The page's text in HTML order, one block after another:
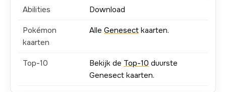
Abilities Download
Pokémon
kaarten
Alle Genesect kaarten.
Top-10 Bekijk de Top-10 duurste
Genesect kaarten.